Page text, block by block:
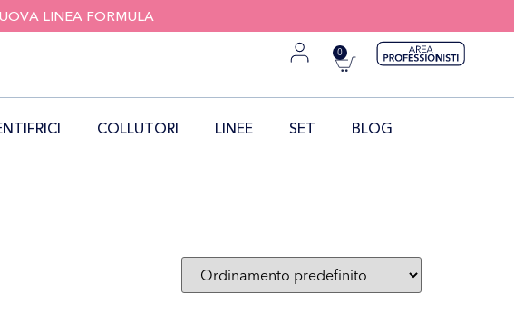
LINEA FORMULA
0
COLLUTORI LINEE SET BLOG